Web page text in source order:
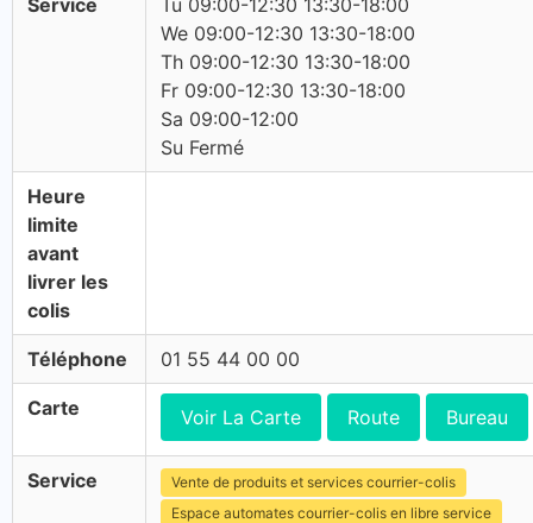
Service
Tu 09:00-12:30 13:30-18:00
We 09:00-12:30 13:30-18:00
Th 09:00-12:30 13:30-18:00
Fr 09:00-12:30 13:30-18:00
Sa 09:00-12:00
Su Fermé
Heure
limite
avant
livrer les
colis
Téléphone 01 55 44 00 00
Carte Voir La Carte Route Bureau
Service
Vente de produits et services courrier-colis
Espace automates courrier-colis en libre service